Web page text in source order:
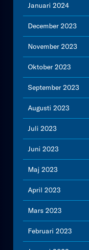
Januari 2024
December 2023
November 2023
Oktober 2023
September 2023
Augusti 2023
Juli 2023
Juni 2023
Maj 2023
April 2023
Mars 2023
Februari 2023